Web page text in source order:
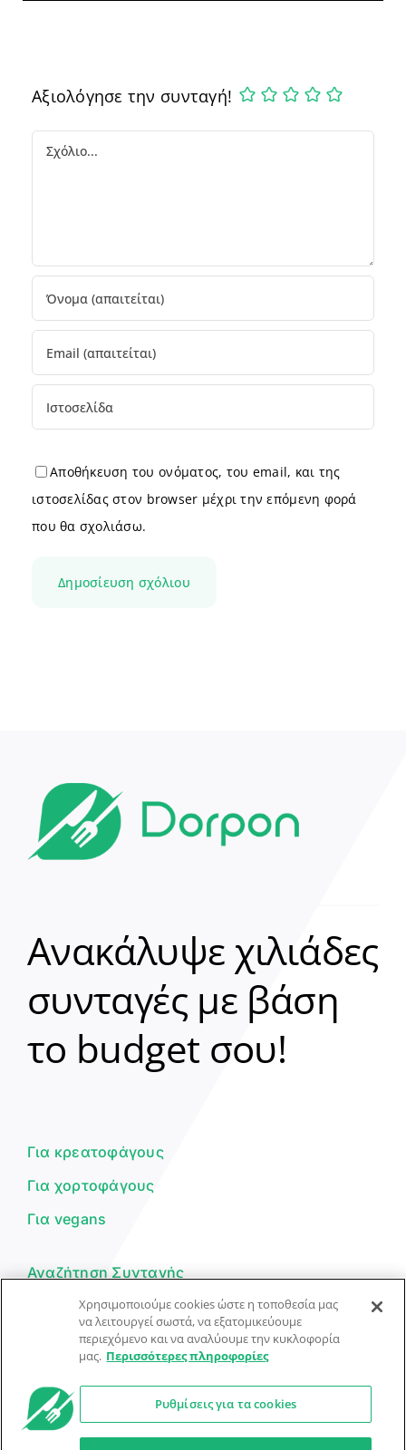
Αξιολόγησε την συνταγή!
Comment
Αποθήκευση του ονόματος, του email, και της
ιστοσελίδας στον browser μέχρι την επόμενη φορά
που θα σχολιάσω.
Ανακάλυψε χιλιάδες
συνταγές με βάση
το budget σου!
Για κρεατοφάγους
Για χορτοφάγους
Για vegans
Αναζήτηση Συνταγής
Υποβολή Συνταγής
Φόρμα Επικοινωνίας
© Dorpon • Μηχανή αναζήτησης για …καλοφαγάδες!
Χρησιμοποιούμε cookies ώστε η τοποθεσία μας
να λειτουργεί σωστά, να εξατομικεύουμε
περιεχόμενο και να αναλύουμε την κυκλοφορία
μας. Περισσότερες πληροφορίες
Ρυθμίσεις για τα cookies